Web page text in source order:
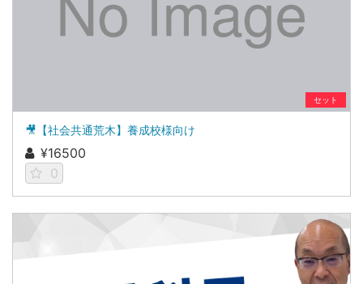
セット
🎥【社会共通荒木】養成校様向け
¥16500
0